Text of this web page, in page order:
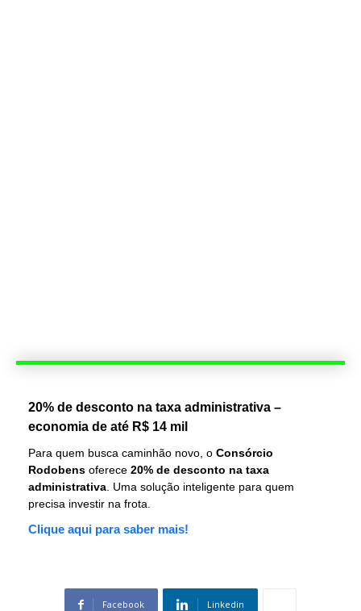
20% de desconto na taxa administrativa –
economia de até R$ 14 mil
Para quem busca caminhão novo, o Consórcio
Rodobens oferece 20% de desconto na taxa
administrativa . Uma solução inteligente para quem
precisa investir na frota.
Clique aqui para saber mais!
Facebook Linkedin